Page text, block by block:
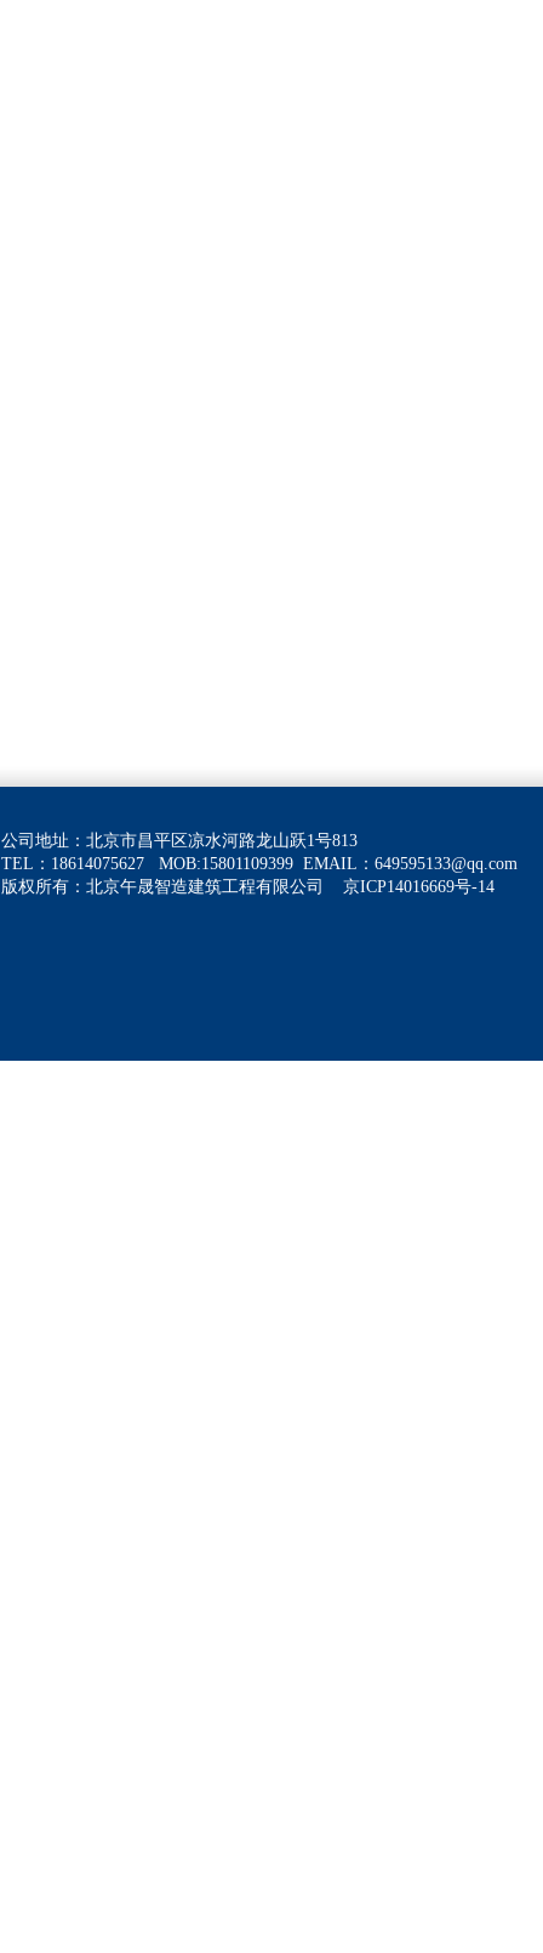
公司地址：北京市昌平区凉水河路龙山跃1号813
TEL：18614075627 MOB:15801109399 EMAIL： 649595133@qq.com
版权所有：北京午晟智造建筑工程有限公司 京ICP14016669号-14